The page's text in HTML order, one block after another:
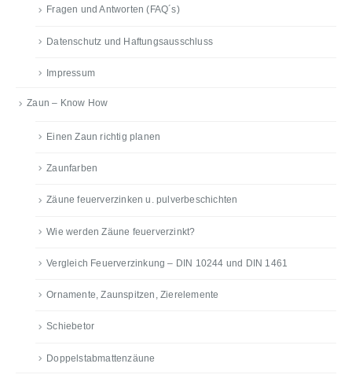
Fragen und Antworten (FAQ´s)
Datenschutz und Haftungsausschluss
Impressum
Zaun – Know How
Einen Zaun richtig planen
Zaunfarben
Zäune feuerverzinken u. pulverbeschichten
Wie werden Zäune feuerverzinkt?
Vergleich Feuerverzinkung – DIN 10244 und DIN 1461
Ornamente, Zaunspitzen, Zierelemente
Schiebetor
Doppelstabmattenzäune